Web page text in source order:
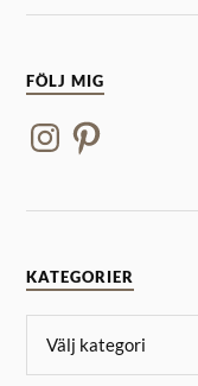
FÖLJ MIG
KATEGORIER